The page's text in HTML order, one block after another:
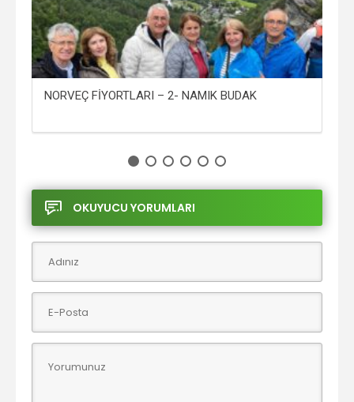
NORVEÇ FİYORTLARI – 2- NAMIK BUDAK
OKUYUCU YORUMLARI